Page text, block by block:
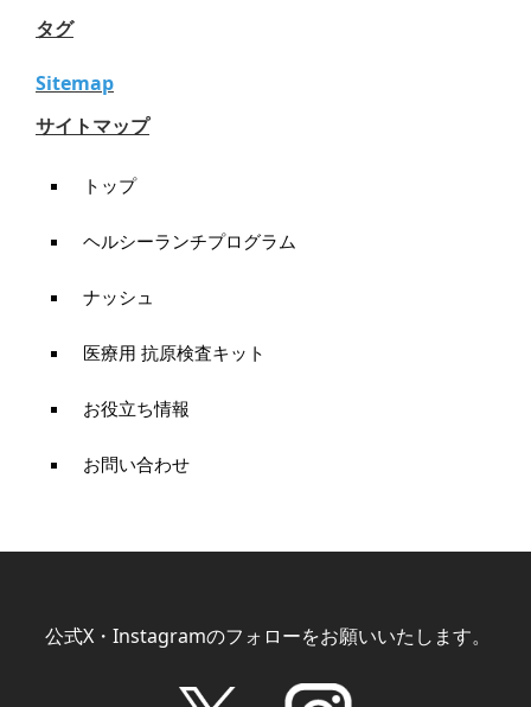
タグ
Sitemap
サイトマップ
トップ
ヘルシーランチプログラム
ナッシュ
医療用 抗原検査キット
お役立ち情報
お問い合わせ
公式X・Instagramのフォローをお願いいたします。